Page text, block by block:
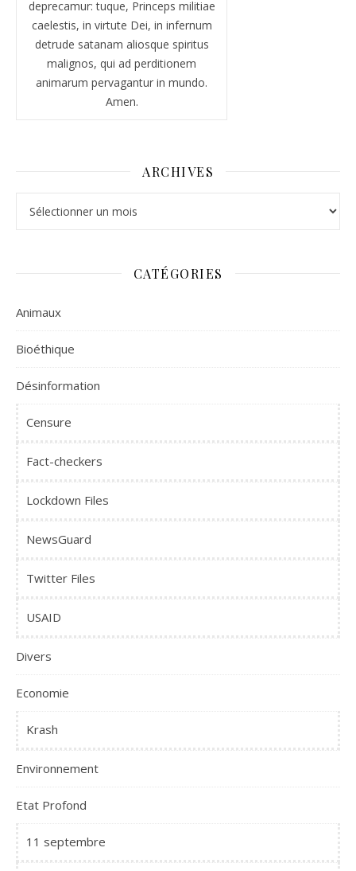
deprecamur: tuque, Princeps militiae
caelestis, in virtute Dei, in infernum
detrude satanam aliosque spiritus
malignos, qui ad perditionem
animarum pervagantur in mundo.
Amen.
ARCHIVES
CATÉGORIES
Animaux
Bioéthique
Désinformation
Censure
Fact-checkers
Lockdown Files
NewsGuard
Twitter Files
USAID
Divers
Economie
Krash
Environnement
Etat Profond
11 septembre